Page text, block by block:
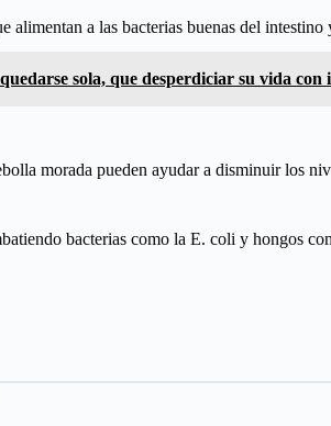
a las bacterias buenas del
sola, que desperdiciar su vida con
morada pueden ayudar a disminuir los
bacterias como la E. coli y hongos